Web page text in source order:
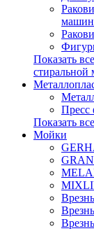
Показать
Пресс
Показать
Мойки